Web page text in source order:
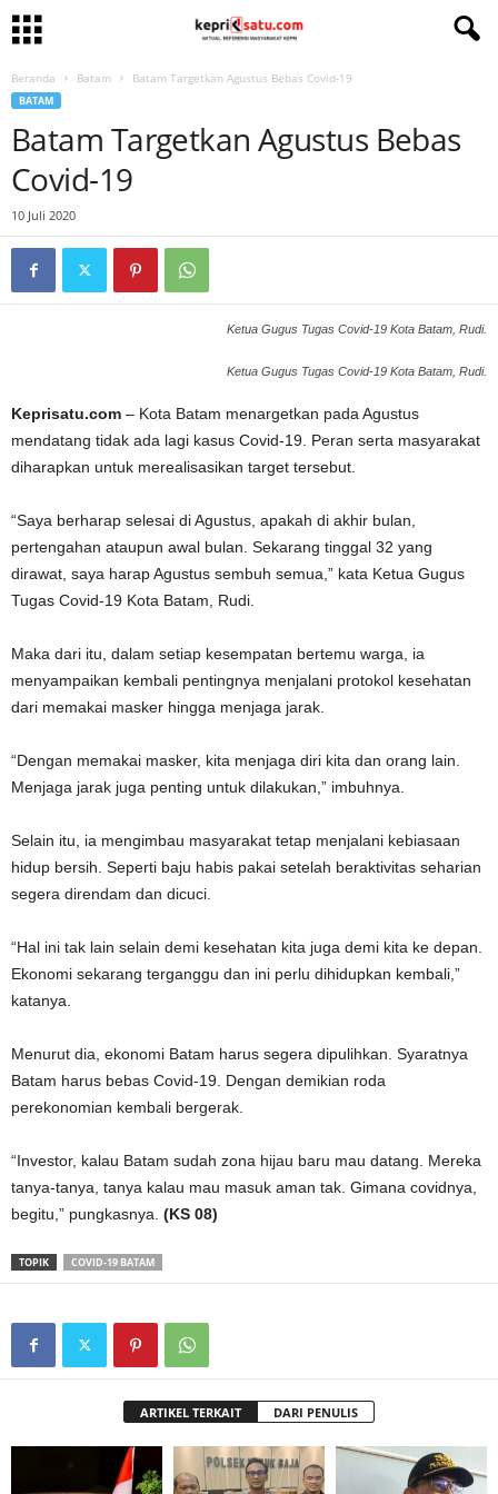
Beranda Batam Batam Targetkan Agustus Bebas Covid-19
BATAM
Batam Targetkan Agustus Bebas
Covid-19
10 Juli 2020
Ketua Gugus Tugas Covid-19 Kota Batam, Rudi.
Ketua Gugus Tugas Covid-19 Kota Batam, Rudi.
Keprisatu.com – Kota Batam menargetkan pada Agustus
mendatang tidak ada lagi kasus Covid-19. Peran serta masyarakat
diharapkan untuk merealisasikan target tersebut.
“Saya berharap selesai di Agustus, apakah di akhir bulan,
pertengahan ataupun awal bulan. Sekarang tinggal 32 yang
dirawat, saya harap Agustus sembuh semua,” kata Ketua Gugus
Tugas Covid-19 Kota Batam, Rudi.
Maka dari itu, dalam setiap kesempatan bertemu warga, ia
menyampaikan kembali pentingnya menjalani protokol kesehatan
dari memakai masker hingga menjaga jarak.
“Dengan memakai masker, kita menjaga diri kita dan orang lain.
Menjaga jarak juga penting untuk dilakukan,” imbuhnya.
Selain itu, ia mengimbau masyarakat tetap menjalani kebiasaan
hidup bersih. Seperti baju habis pakai setelah beraktivitas seharian
segera direndam dan dicuci.
“Hal ini tak lain selain demi kesehatan kita juga demi kita ke depan.
Ekonomi sekarang terganggu dan ini perlu dihidupkan kembali,”
katanya.
Menurut dia, ekonomi Batam harus segera dipulihkan. Syaratnya
Batam harus bebas Covid-19. Dengan demikian roda
perekonomian kembali bergerak.
“Investor, kalau Batam sudah zona hijau baru mau datang. Mereka
tanya-tanya, tanya kalau mau masuk aman tak. Gimana covidnya,
begitu,” pungkasnya. (KS 08)
TOPIK COVID-19 BATAM
ARTIKEL TERKAIT DARI PENULIS